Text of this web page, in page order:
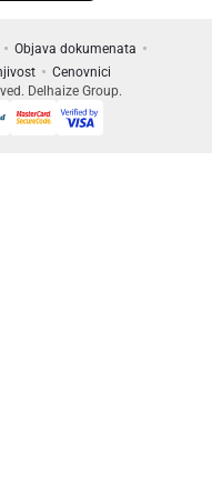
Objava dokumenata
Cenovnici
Delhaize Group.